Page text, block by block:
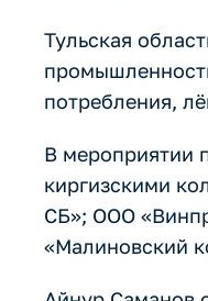
Тульская
потребления,
В мероприятии
киргизскими
СБ»; ООО
«Малиновский